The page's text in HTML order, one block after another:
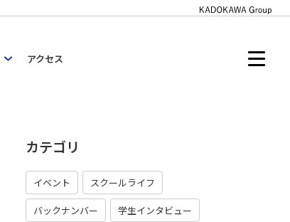
アクセス
カテゴリ
イベント スクールライフ
バックナンバー 学生インタビュー